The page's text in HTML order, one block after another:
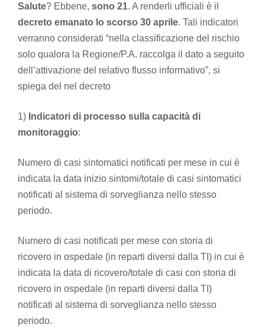
Salute? Ebbene, sono 21. A renderli ufficiali è il
decreto emanato lo scorso 30 aprile. Tali indicatori
verranno considerati “nella classificazione del rischio
solo qualora la Regione/P.A. raccolga il dato a seguito
dell’attivazione del relativo flusso informativo”, si
spiega del nel decreto
1) Indicatori di processo sulla capacità di
monitoraggio:
Numero di casi sintomatici notificati per mese in cui è
indicata la data inizio sintomi/totale di casi sintomatici
notificati al sistema di sorveglianza nello stesso
periodo.
Numero di casi notificati per mese con storia di
ricovero in ospedale (in reparti diversi dalla TI) in cui è
indicata la data di ricovero/totale di casi con storia di
ricovero in ospedale (in reparti diversi dalla TI)
notificati al sistema di sorveglianza nello stesso
periodo.